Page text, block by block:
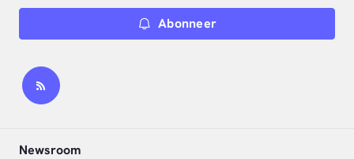
Abonneer
Newsroom